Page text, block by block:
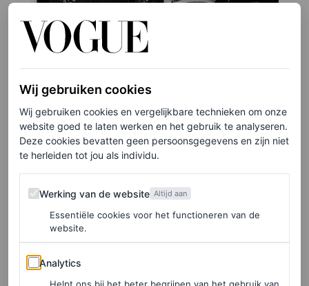
©GETTY IMAGES
7/22
Wij gebruiken cookies
Wij gebruiken cookies en vergelijkbare technieken om onze
website goed te laten werken en het gebruik te analyseren.
Deze cookies bevatten geen persoonsgegevens en zijn niet
te herleiden tot jou als individu.
Werking van de website
Werking van de website Altijd aan
Essentiële cookies voor het functioneren van de
website.
Analytics
Analytics